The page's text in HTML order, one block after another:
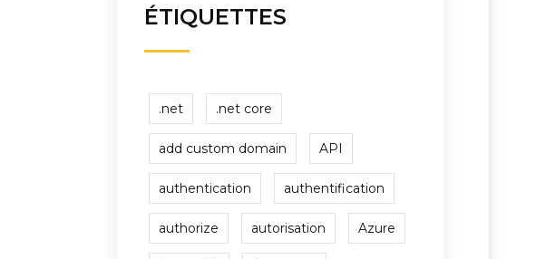
ÉTIQUETTES
.net .net core
add custom domain API
authentication authentification
authorize autorisation Azure